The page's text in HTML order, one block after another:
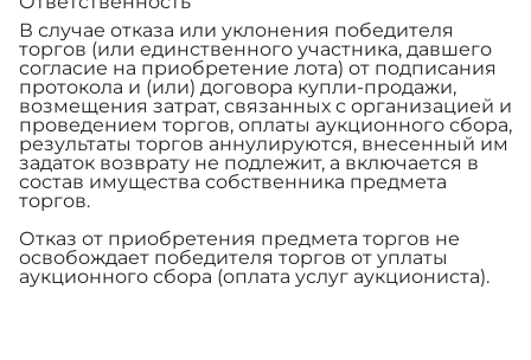
В случае отказа или уклонения победителя
торгов (или единственного участника, давшего
согласие на приобретение лота) от подписания
протокола и (или) договора купли-продажи,
возмещения затрат, связанных с организацией и
проведением торгов, оплаты аукционного сбора,
результаты торгов аннулируются, внесенный им
задаток возврату не подлежит, а включается в
состав имущества собственника предмета
торгов.
Отказ от приобретения предмета торгов не
освобождает победителя торгов от уплаты
аукционного сбора (оплата услуг аукциониста).